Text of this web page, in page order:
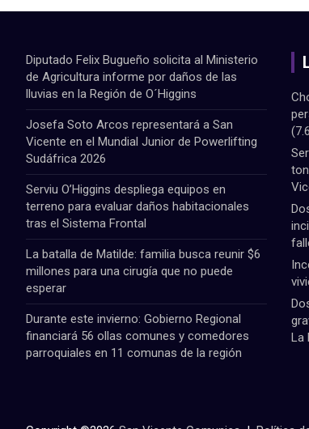
Diputado Felix Bugueño solicita al Ministerio
de Agricultura informe por daños de las
lluvias en la Región de O´Higgins
Josefa Soto Arcos representará a San
Vicente en el Mundial Junior de Powerlifting
Sudáfrica 2026
Serviu O’Higgins despliega equipos en
terreno para evaluar daños habitacionales
tras el Sistema Frontal
La batalla de Matilde: familia busca reunir $6
millones para una cirugía que no puede
esperar
Durante este invierno: Gobierno Regional
financiará 56 ollas comunes y comedores
parroquiales en 11 comunas de la región
La